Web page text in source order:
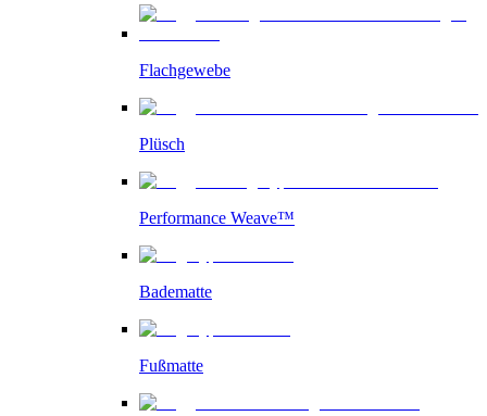
Flachgewebe
Plüsch
Performance Weave™
Badematte
Fußmatte